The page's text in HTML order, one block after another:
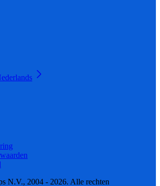
N.V., 2004 - 2026. Alle rechten